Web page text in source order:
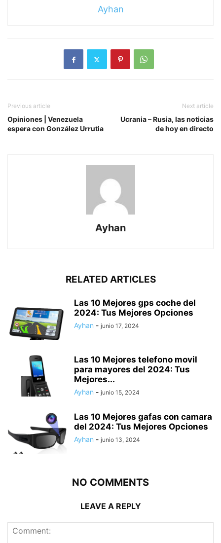
Ayhan
Previous article
Opiniones | Venezuela
espera con González Urrutia
Next article
Ucrania – Rusia, las noticias
de hoy en directo
Ayhan
RELATED ARTICLES
Las 10 Mejores gps coche del
2024: Tus Mejores Opciones
Ayhan - junio 17, 2024
Las 10 Mejores telefono movil
para mayores del 2024: Tus
Mejores...
Ayhan - junio 15, 2024
Las 10 Mejores gafas con camara
del 2024: Tus Mejores Opciones
Ayhan - junio 13, 2024
NO COMMENTS
LEAVE A REPLY